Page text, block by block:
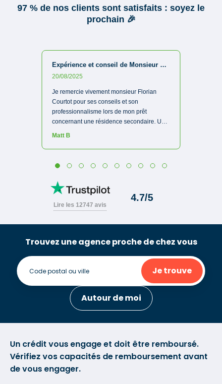
Trouvez une agence proche de chez vous
Je trouve
Autour de moi
Un crédit vous engage et doit être remboursé.
Vérifiez vos capacités de remboursement avant
de vous engager.